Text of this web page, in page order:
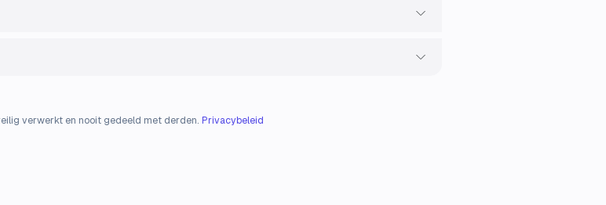
verwerkt en nooit gedeeld met derden. Privacybeleid